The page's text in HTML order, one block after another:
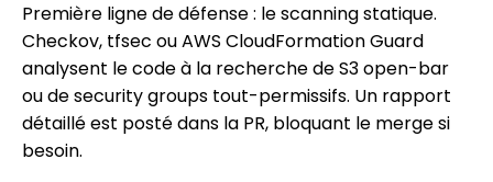
Première ligne de défense : le scanning statique.
Checkov, tfsec ou AWS CloudFormation Guard
analysent le code à la recherche de S3 open-bar
ou de security groups tout-permissifs. Un rapport
détaillé est posté dans la PR, bloquant le merge si
besoin.